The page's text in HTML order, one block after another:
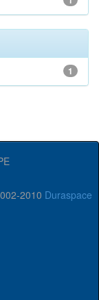
1
2010 Duraspace